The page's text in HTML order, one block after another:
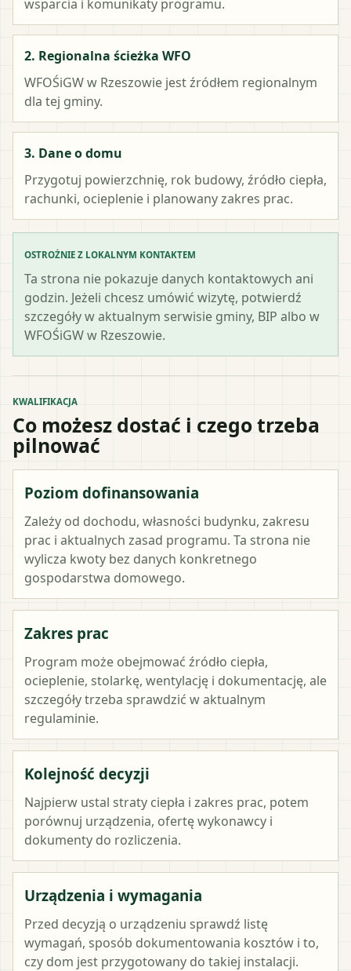
wsparcia i komunikaty programu.
2. Regionalna ścieżka WFO
WFOŚiGW w Rzeszowie jest źródłem regionalnym
dla tej gminy.
3. Dane o domu
Przygotuj powierzchnię, rok budowy, źródło ciepła,
rachunki, ocieplenie i planowany zakres prac.
OSTROŻNIE Z LOKALNYM KONTAKTEM
Ta strona nie pokazuje danych kontaktowych ani
godzin. Jeżeli chcesz umówić wizytę, potwierdź
szczegóły w aktualnym serwisie gminy, BIP albo w
WFOŚiGW w Rzeszowie.
KWALIFIKACJA
Co możesz dostać i czego trzeba
pilnować
Poziom dofinansowania
Zależy od dochodu, własności budynku, zakresu
prac i aktualnych zasad programu. Ta strona nie
wylicza kwoty bez danych konkretnego
gospodarstwa domowego.
Zakres prac
Program może obejmować źródło ciepła,
ocieplenie, stolarkę, wentylację i dokumentację, ale
szczegóły trzeba sprawdzić w aktualnym
regulaminie.
Kolejność decyzji
Najpierw ustal straty ciepła i zakres prac, potem
porównuj urządzenia, ofertę wykonawcy i
dokumenty do rozliczenia.
Urządzenia i wymagania
Przed decyzją o urządzeniu sprawdź listę
wymagań, sposób dokumentowania kosztów i to,
czy dom jest przygotowany do takiej instalacji.